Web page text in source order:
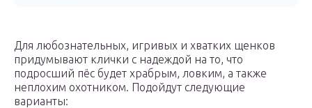
Для любознательных, игривых и хватких щенков
придумывают клички с надеждой на то, что
подросший пёс будет храбрым, ловким, а также
неплохим охотником. Подойдут следующие
варианты: